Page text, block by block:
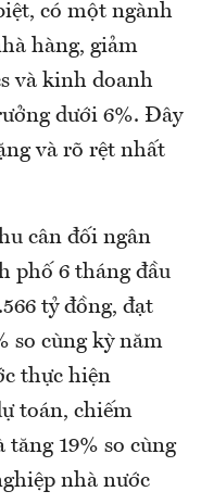
có một ngành
hàng, giảm
và kinh doanh
dưới 6%. Đây
và rõ rệt nhất
cân đối ngân
phố 6 tháng đầu
tỷ đồng, đạt
so cùng kỳ năm
thực hiện
toán, chiếm
tăng 19% so cùng
nhà nước